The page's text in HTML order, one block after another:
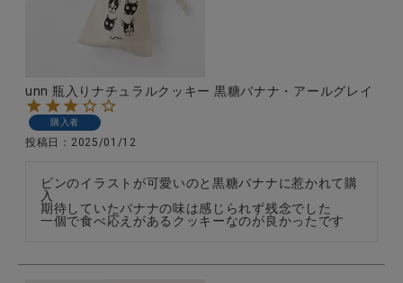
unn 瓶入りナチュラルクッキー 黒糖バナナ・アールグレイ
購入者
投稿日 2025/01/12
ビンのイラストが可愛いのと黒糖バナナに惹かれて購
入
期待していたバナナの味は感じられず残念でした
一個で食べ応えがあるクッキーなのが良かったです